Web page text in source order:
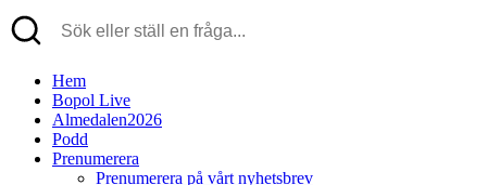
Hem
Bopol Live
Almedalen2026
Podd
Prenumerera
Prenumerera på vårt nyhetsbrev